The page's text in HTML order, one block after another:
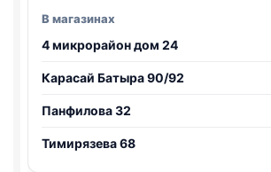
В магазинах
4 микрорайон дом 24
Карасай Батыра 90/92
Панфилова 32
Тимирязева 68